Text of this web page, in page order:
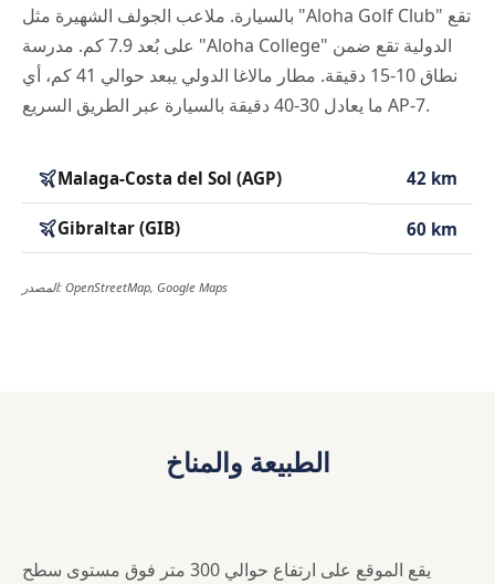
بالسيارة. ملاعب الجولف الشهيرة مثل "Aloha Golf Club" تقع
على بُعد 7.9 كم. مدرسة "Aloha College" الدولية تقع ضمن
نطاق 10-15 دقيقة. مطار مالاغا الدولي يبعد حوالي 41 كم، أي
ما يعادل 30-40 دقيقة بالسيارة عبر الطريق السريع AP-7.
Malaga-Costa del Sol (AGP) 42 km
Gibraltar (GIB) 60 km
المصدر: OpenStreetMap, Google Maps
الطبيعة والمناخ
يقع الموقع على ارتفاع حوالي 300 متر فوق مستوى سطح